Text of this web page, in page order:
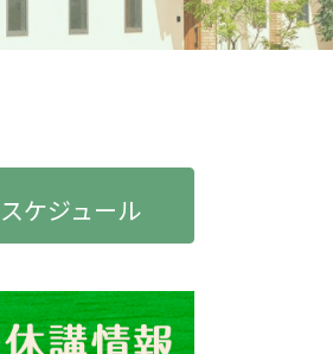
ケジュール